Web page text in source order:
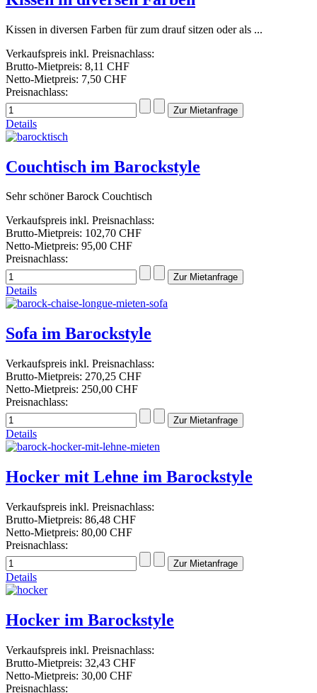
Kissen in diversen Farben für zum drauf sitzen oder als ...
Verkaufspreis inkl. Preisnachlass:
Brutto-Mietpreis: 8,11 CHF
Netto-Mietpreis: 7,50 CHF
Preisnachlass:
Details
Couchtisch im Barockstyle
Sehr schöner Barock Couchtisch
Verkaufspreis inkl. Preisnachlass:
Brutto-Mietpreis: 102,70 CHF
Netto-Mietpreis: 95,00 CHF
Preisnachlass:
Details
Sofa im Barockstyle
Verkaufspreis inkl. Preisnachlass:
Brutto-Mietpreis: 270,25 CHF
Netto-Mietpreis: 250,00 CHF
Preisnachlass:
Details
Hocker mit Lehne im Barockstyle
Verkaufspreis inkl. Preisnachlass:
Brutto-Mietpreis: 86,48 CHF
Netto-Mietpreis: 80,00 CHF
Preisnachlass:
Details
Hocker im Barockstyle
Verkaufspreis inkl. Preisnachlass:
Brutto-Mietpreis: 32,43 CHF
Netto-Mietpreis: 30,00 CHF
Preisnachlass: